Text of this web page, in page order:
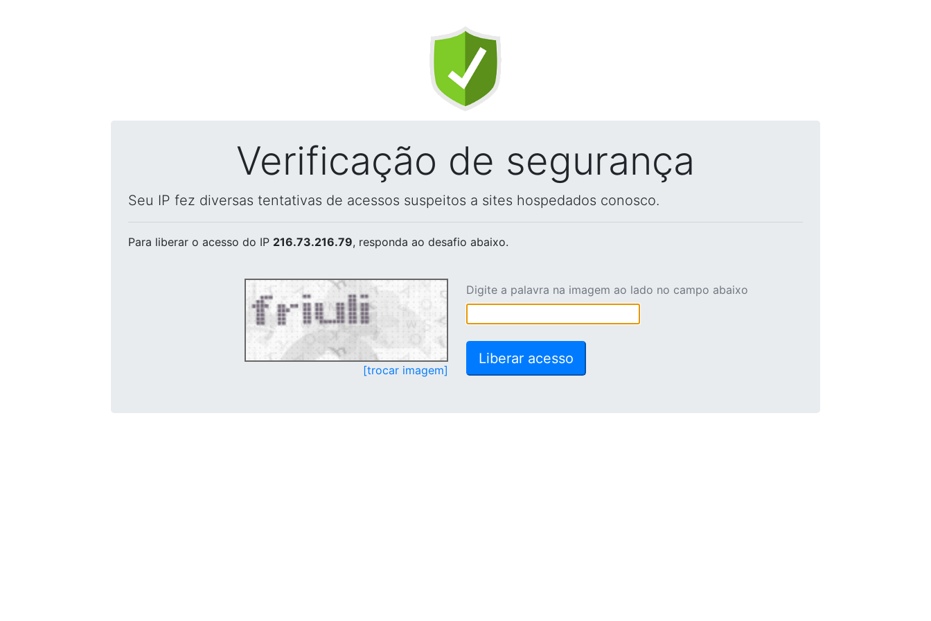
Verificação de segurança
Seu IP fez diversas tentativas de acessos suspeitos a sites hospedados conosco.
Para liberar o acesso do IP 216.73.216.79, responda ao desafio abaixo.
[trocar imagem]
Digite a palavra na imagem ao lado no campo abaixo